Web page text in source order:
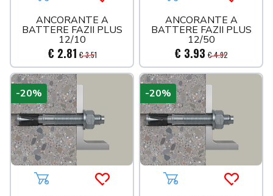
ANCORANTE A
BATTERE FAZII PLUS
12/10
€ 2.81 € 3.51
ANCORANTE A
BATTERE FAZII PLUS
12/50
€ 3.93 € 4.92
Aggiungi al carrelloAcquista più tardi
-20%
Aggiungi al carrello
-20%
GUARNIZIONI
IRRIGAZIONE
MISCELATORI
MULTISTRATO
MULTISTRATO ACQUA
MULTISTRATO GAS
PPR VERDE
PRODOTTI CHIMICI
RACCORDI OTTONE
RACCORDI OTTONE CROMATO
RACCORDI RAME
RACCORDI ZINCATI
RADIATORI ED ACCESSORI